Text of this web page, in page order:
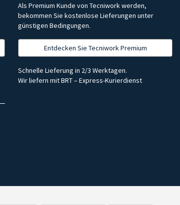
Als Premium Kunde von Tecniwork werden,
bekommen Sie kostenlose Lieferungen unter
günstigen Bedingungen.
Entdecken Sie Tecniwork Premium
Schnelle Lieferung in 2/3 Werktagen.
Wir liefern mit BRT – Express-Kurierdienst